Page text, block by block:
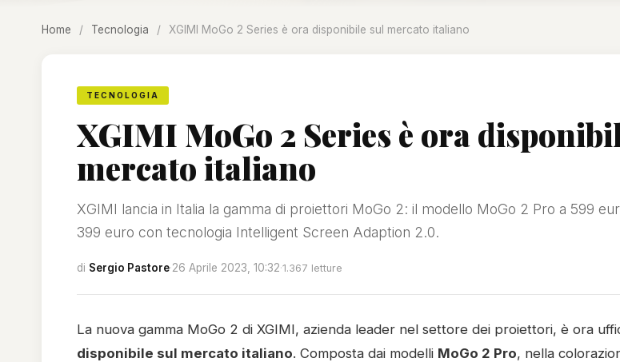
Home / Tecnologia / XGIMI MoGo 2 Series è ora disponibile sul mercato italiano
TECNOLOGIA
XGIMI MoGo 2 Series è ora
mercato italiano
XGIMI lancia in Italia la gamma di proiettori MoGo 2: il modello MoGo 2 Pro a 599
399 euro con tecnologia Intelligent Screen Adaption 2.0.
di Sergio Pastore·26 Aprile 2023, 10:32·1.367 letture
La nuova gamma MoGo 2 di XGIMI, azienda leader nel settore dei proiettori, è ora
disponibile sul mercato italiano. Composta dai modelli MoGo 2 Pro, nella